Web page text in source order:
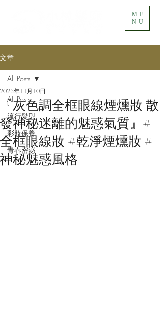
ME
NU
文章
All Posts
流行髮型
彩妝保養
青春密泌
All Posts
『灰色調全框眼線煙燻妝 散
發神秘迷離的魅惑氣質』#
全框眼線妝 #乾淨煙燻妝 #
神秘魅惑風格
2023年11月10日